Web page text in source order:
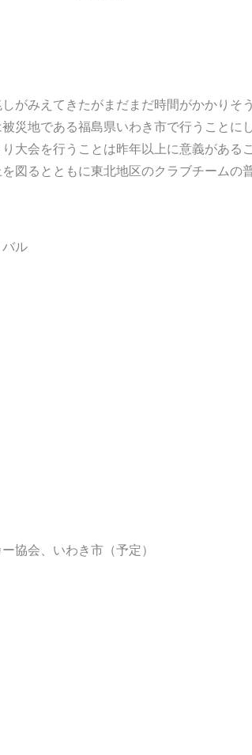
がみえてきたがまだまだ時間がかかりそ
災地である福島県いわき市で行うことに
大会を行うことは昨年以上に意義がある
図るとともに東北地区のクラブチームの
ル
協会、いわき市（予定）